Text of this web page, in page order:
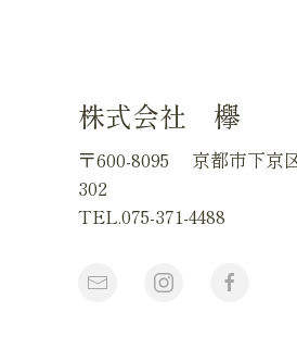
株式会社 欅
〒600-8095
京都市下京
302
TEL.075-371-4488